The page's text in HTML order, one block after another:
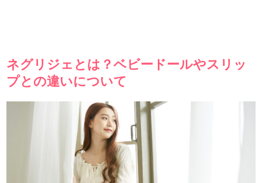
ネグリジェとは？ベビードールやスリッ
プとの違いについて